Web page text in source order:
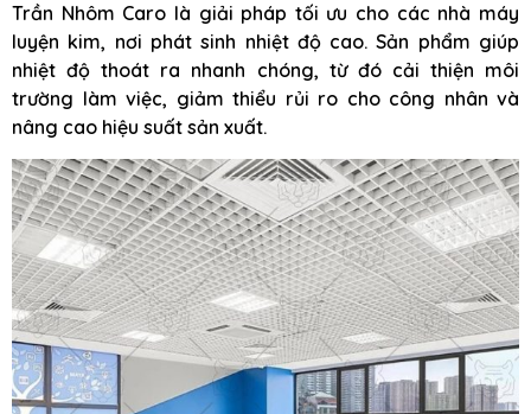
Trần Nhôm Caro là giải pháp tối ưu cho các nhà máy
luyện kim, nơi phát sinh nhiệt độ cao. Sản phẩm giúp
nhiệt độ thoát ra nhanh chóng, từ đó cải thiện môi
trường làm việc, giảm thiểu rủi ro cho công nhân và
nâng cao hiệu suất sản xuất.